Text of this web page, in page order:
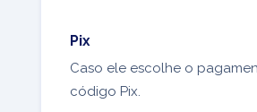
Pix
Caso ele escolhe o
código Pix.